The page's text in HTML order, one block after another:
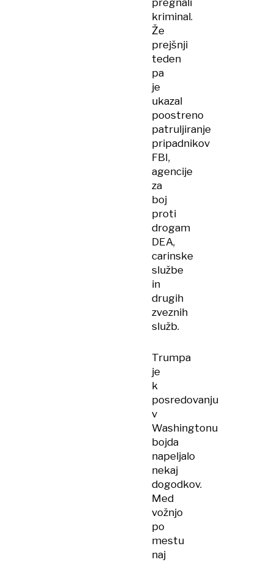
pregnali
kriminal.
Že
prejšnji
teden
pa
je
ukazal
poostreno
patruljiranje
pripadnikov
FBI,
agencije
za
boj
proti
drogam
DEA,
carinske
službe
in
drugih
zveznih
služb.
Trumpa
je
k
posredovanju
v
Washingtonu
bojda
napeljalo
nekaj
dogodkov.
Med
vožnjo
po
mestu
naj